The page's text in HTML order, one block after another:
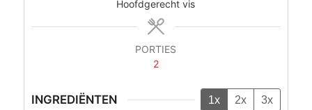
Hoofdgerecht vis
PORTIES
2
INGREDIËNTEN 1x 2x 3x